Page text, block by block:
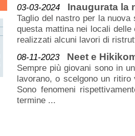
03-03-2024
Inaugurata la
Taglio del nastro per la
questa mattina nei locali
realizzati alcuni lavori di
08-11-2023
Neet e
Sempre più giovani sono in
lavorano, o scelgono un
Sono fenomeni
termine ...